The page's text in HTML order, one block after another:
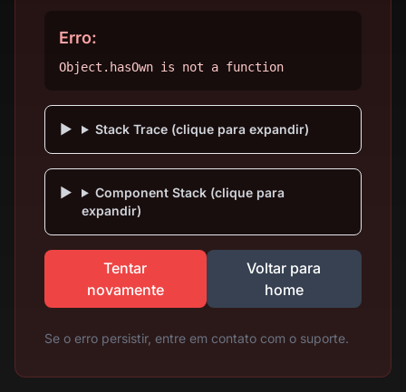
Erro:
Object.hasOwn is not a function
Stack Trace (clique para expandir)
Component Stack (clique para
expandir)
Tentar
novamente
Voltar para
home
Se o erro persistir, entre em contato com o suporte.